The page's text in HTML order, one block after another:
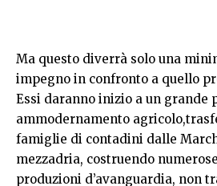
Ma questo diverrà solo una
impegno in confronto a quello
Essi daranno inizio a un grande
ammodernamento
famiglie di contadini dalle
mezzadria, costruendo
produzioni d’avanguardia, non